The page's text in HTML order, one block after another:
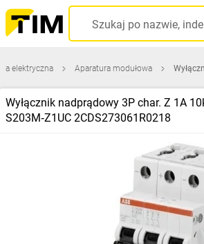
elektryczna Aparatura modułowa
Wyłącznik nadprądowy 3P char. Z 1A
S203M‑Z1UC 2CDS273061R0218